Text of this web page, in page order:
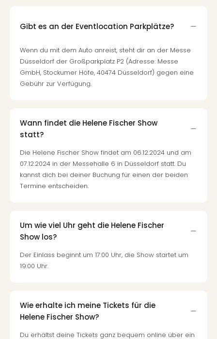
Gibt es an der Eventlocation Parkplätze?
Wenn du mit dem Auto anreist, steht dir an der Messe
Düsseldorf der Großparkplatz P2 (Adresse: Messe
GmbH, Stockumer Höfe, 40474 Düsseldorf) gegen eine
Gebühr zur Verfügung.
Wann findet die Helene Fischer Show
statt?
Die Helene Fischer Show findet am 06.12.2024 und am
07.12.2024 in der Messehalle 6 in Düsseldorf statt. Du
kannst dich bei deiner Buchung für einen der beiden
Termine entscheiden.
Um wie viel Uhr geht die Helene Fischer
Show los?
Der Einlass beginnt um 17:00 Uhr, die Show startet um
19:00 Uhr.
Wie erhalte ich meine Tickets für die
Helene Fischer Show?
Du erhältst deine Tickets ganz bequem online über ein